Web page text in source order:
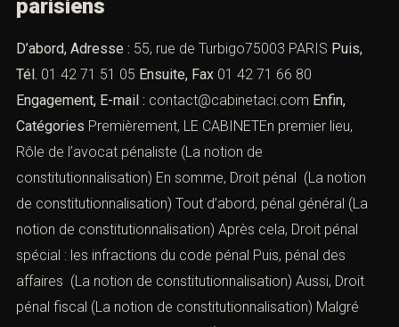
III). — Les domaines d’intervention
du cabinet Aci
(La notion de
constitutionnalisation)
Cabinet d’avocats pénalistes
parisiens
D’abord, Adresse :55, rue de Turbigo75003 PARIS Puis,
Tél. 01 42 71 51 05 Ensuite, Fax01 42 71 66 80